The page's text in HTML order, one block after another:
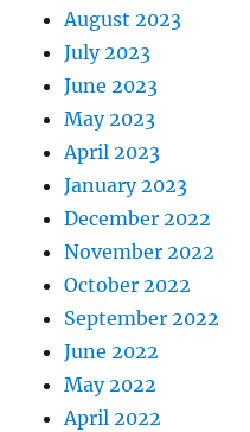
August 2023
July 2023
June 2023
May 2023
April 2023
January 2023
December 2022
November 2022
October 2022
September 2022
June 2022
May 2022
April 2022